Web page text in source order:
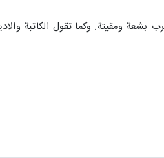
موضحا أن هذه جريمة حرب بشعة ومقيتة. وكما تقول